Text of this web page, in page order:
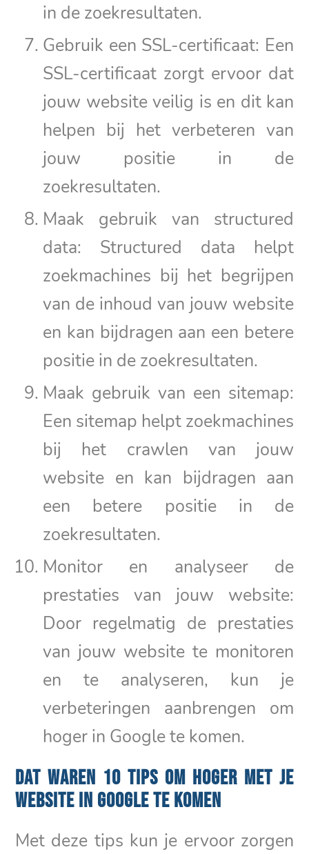
in de zoekresultaten.
Gebruik een SSL-certificaat: Een
SSL-certificaat zorgt ervoor dat
jouw website veilig is en dit kan
helpen bij het verbeteren van
jouw positie in de
zoekresultaten.
Maak gebruik van structured
data: Structured data helpt
zoekmachines bij het begrijpen
van de inhoud van jouw website
en kan bijdragen aan een betere
positie in de zoekresultaten.
Maak gebruik van een sitemap:
Een sitemap helpt zoekmachines
bij het crawlen van jouw
website en kan bijdragen aan
een betere positie in de
zoekresultaten.
Monitor en analyseer de
prestaties van jouw website:
Door regelmatig de prestaties
van jouw website te monitoren
en te analyseren, kun je
verbeteringen aanbrengen om
hoger in Google te komen.
DAT WAREN 10 TIPS OM HOGER MET JE
WEBSITE IN GOOGLE TE KOMEN
Met deze tips kun je ervoor zorgen